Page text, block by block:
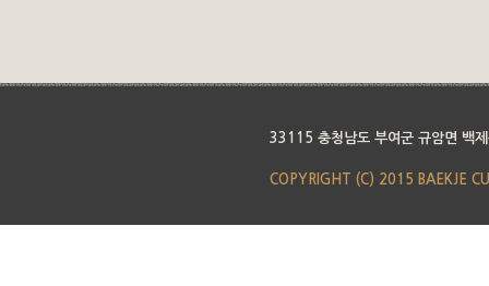
33115 충청남도 부여군 규암면 백
COPYRIGHT (C) 2015 BAEKJE